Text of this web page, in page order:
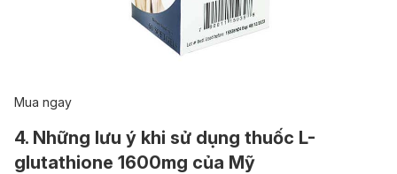
Mua ngay
4. Những lưu ý khi sử dụng thuốc L-
glutathione 1600mg của Mỹ